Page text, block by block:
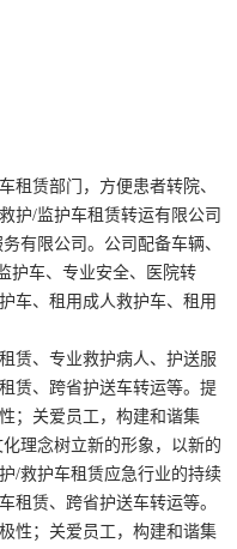
租赁部门，方便患者转院、
护/监护车租赁转运有限公司
有限公司。公司配备车辆、
护车、专业安全、医院转
车、租用成人救护车、租用
赁、专业救护病人、护送服
赁、跨省护送车转运等。提
；关爱员工，构建和谐集
理念树立新的形象，以新的
/救护车租赁应急行业的持续
租赁、跨省护送车转运等。
性；关爱员工，构建和谐集